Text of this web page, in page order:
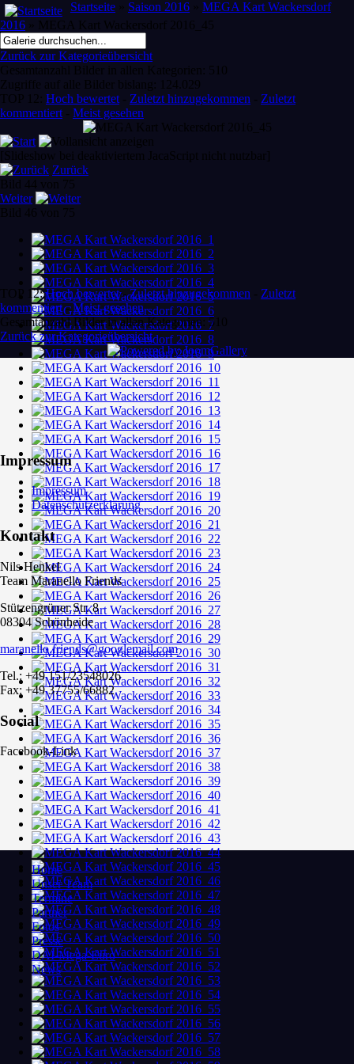
Startseite » Saison 2016 » MEGA Kart Wackersdorf
2016 » MEGA Kart Wackersdorf 2016_45
Zurück zur Kategorieübersicht
Gesamtanzahl Bilder in allen Kategorien: 510
Zugriffe auf alle Bilder bislang: 124.029
TOP 12: Hoch bewertet - Zuletzt hinzugekommen - Zuletzt
kommentiert - Meist gesehen
[Slideshow bei deaktiviertem JacaScript nicht nutzbar]
Zurück
Bild 44 von 75
Weiter
Bild 46 von 75
TOP 12:Hoch bewertet-Zuletzt hinzugekommen - Zuletzt
kommentiert-Meist gesehen
Gesamtanzahl Bilder in allen Kategorien: 510
Zurück zur Kategorieübersicht
Impressum
Impressum
Datenschutzerklärung
Kontakt
Nils Henkel
Team Maranello Friends
Stützengrüner Str. 8
08304 Schönheide
maranello.friends@googlemail.com
Tel.: +49 151/23548026
Fax: +49 37755/66882
Social
Facebook-Link
Home
Unser Team
Termine
Partner
Fotos
Presse
DAI-Mega-Euro
News